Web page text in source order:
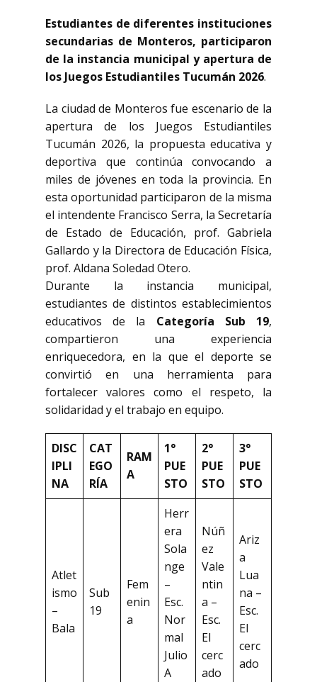
Estudiantes de diferentes instituciones
secundarias de Monteros, participaron
de la instancia municipal y apertura de
los Juegos Estudiantiles Tucumán 2026.
La ciudad de Monteros fue escenario de la
apertura de los Juegos Estudiantiles
Tucumán 2026, la propuesta educativa y
deportiva que continúa convocando a
miles de jóvenes en toda la provincia. En
esta oportunidad participaron de la misma
el intendente Francisco Serra, la Secretaría
de Estado de Educación, prof. Gabriela
Gallardo y la Directora de Educación Física,
prof. Aldana Soledad Otero.
Durante la instancia municipal,
estudiantes de distintos establecimientos
educativos de la Categoría Sub 19,
compartieron una experiencia
enriquecedora, en la que el deporte se
convirtió en una herramienta para
fortalecer valores como el respeto, la
solidaridad y el trabajo en equipo.
DISC
IPLI
NA
CAT
EGO
RÍA
RAM
A
1°
PUE
STO
2°
PUE
STO
3°
PUE
STO
Atlet
ismo
–
Bala
Sub
19
Fem
enin
a
Herr
era
Sola
nge
–
Esc.
Nor
mal
Julio
A
Núñ
ez
Vale
ntin
a –
Esc.
El
cerc
ado
Ariz
a
Lua
na –
Esc.
El
cerc
ado